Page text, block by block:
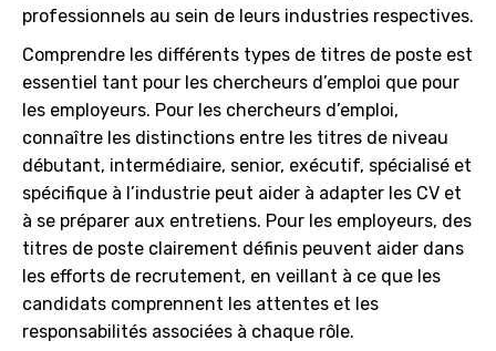
professionnels au sein de leurs industries respectives.
Comprendre les différents types de titres de poste est
essentiel tant pour les chercheurs d’emploi que pour
les employeurs. Pour les chercheurs d’emploi,
connaître les distinctions entre les titres de niveau
débutant, intermédiaire, senior, exécutif, spécialisé et
spécifique à l’industrie peut aider à adapter les CV et
à se préparer aux entretiens. Pour les employeurs, des
titres de poste clairement définis peuvent aider dans
les efforts de recrutement, en veillant à ce que les
candidats comprennent les attentes et les
responsabilités associées à chaque rôle.